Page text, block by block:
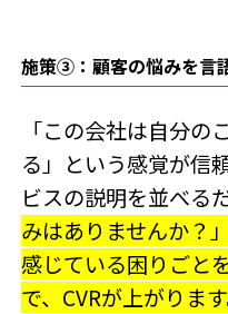
施策③：顧客の悩みを言
「この会社は自分の
る」という感覚が信
ビスの説明を並べる
みはありませんか？
感じている困りごと
で、CVRが上がります